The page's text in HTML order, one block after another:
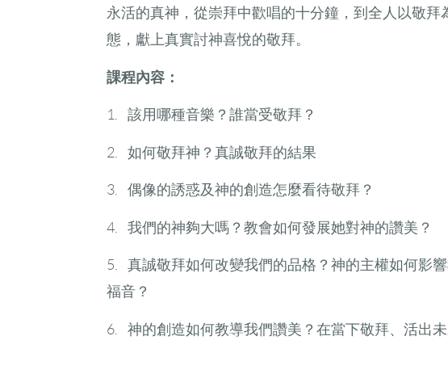
永活的真神，從崇拜中歡唱的十分鐘，到全人以敬拜
態，獻上真實討神喜悅的敬拜。
課程內容：
1. 該用哪種音樂？誰當受敬拜？
2. 如何敬拜神？真誠敬拜的結果
3. 偶像的誘惑及神的創造怎麼看待敬拜？
4. 我們的神夠大嗎？教會如何發展她對神的讚美？
5. 真誠敬拜如何改變我們的品格？神的主權如何影
福音？
6. 神的創造如何教導我們讚美？在當下敬拜、活出